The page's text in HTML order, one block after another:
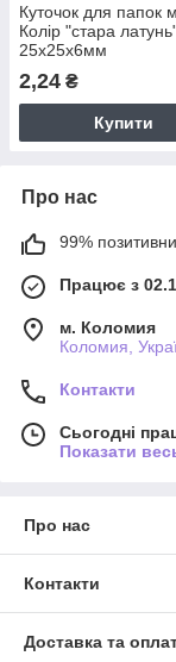
Куточок для папок
Колір "стара
25х25х6мм
2,24 ₴
Купити
Про нас
99%
Працює з
м. Коломия
Коломия,
Контакти
Сьогодні
Показати
Про нас
Контакти
Доставка та